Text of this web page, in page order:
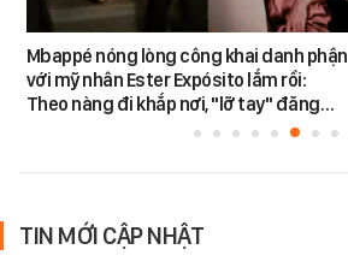
Mbappé nóng lòng công khai danh phận
với mỹ nhân Ester Expósito lắm rồi:
Theo nàng đi khắp nơi, "lỡ tay" đăng…
TIN MỚI CẬP NHẬT